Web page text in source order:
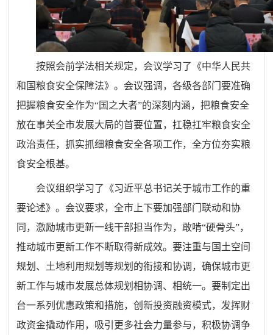
按照会前学法相关规定，会议学习了《中华人民共
和国粮食安全保障法》。会议强调，各级各部门要准确
把握粮食安全作为“国之大者”的深刻内涵，把粮食安全
放在事关全市发展大局的首要位置，扛稳扛牢粮食安全
政治责任，抓实抓细粮食安全各项工作，全方位夯实粮
食安全根基。
会议组织学习了《习近平总书记关于城市工作的重
要论述》。会议要求，全市上下要加强部门联动和协
同，激励城市更新一线干部担当作为，敢啃“硬骨头”，
推动城市更新工作不断取得新成效。要注重与国土空间
规划、土地利用规划等规划的衔接和协调，确保城市更
新工作与城市发展总体规划相协调、相统一。要制定出
台一系列优惠政策和措施，创新投资融资模式，发挥财
政资金撬动作用，吸引更多社会力量参与，积极协调争